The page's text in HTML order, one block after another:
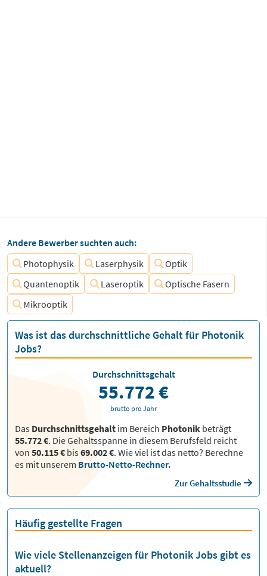
Andere Bewerber suchten auch:
Photophysik
Laserphysik
Optik
Quantenoptik
Laseroptik
Optische Fasern
Mikrooptik
Was ist das durchschnittliche Gehalt für Photonik
Jobs?
Das Durchschnittsgehalt im Bereich Photonik beträgt
55.772 €. Die Gehaltsspanne in diesem Berufsfeld reicht
von 50.115 € bis69.002 €. Wie viel ist das netto? Berechne
es mit unserem Brutto-Netto-Rechner.
Zur Gehaltsstudie
Durchschnittsgehalt
55.772 €
brutto pro Jahr
Häufig gestellte Fragen
Wie viele Stellenanzeigen für Photonik Jobs gibt es
aktuell?